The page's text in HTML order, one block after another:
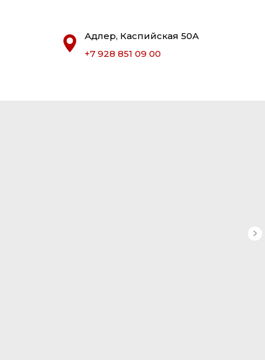
Адлер, Каспийская 50А
+7 928 851 09 00